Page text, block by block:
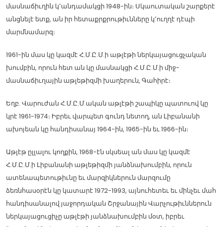
մասնաճիւղին կ՚անդամակցի 1948-ին։ Սկաուտական շարքերէ
անցնելէ ետք, ան իր հետաքրքրութիւնները կ՚ուղղէ դէպի
մարմնամարզ։
1961-ին մաս կը կազմէ Հ.Մ.Ը.Մ.ի աթլէթի ներկայացուցչական
խումբին, որուն հետ ան կը մասնակցի Հ.Մ.Ը.Մ.ի միջ-
մասնաճիւղային աթլեթիզմի խաղերուն, Գահիրէ։
Եղբ. Վարուժան Հ.Մ.Ը.Մ.ական աթլէթի շապիկը պատուով կը
կրէ 1961-1974։ Իբրեւ վարպետ գունդ նետող, ան Լիբանանի
ախոյեան կը հանդիսանայ 1964-ին, 1965-ին եւ 1966-ին։
Աթլէթ ըլլալու կողքին, 1968-էն սկսեալ ան մաս կը կազմէ
Հ.Մ.Ը.Մ.ի Լիբանանի աթլեթիզմի յանձնախումբին, որուն
ատենապետութիւնը եւ մարզիկներուն մարզումը
ձեռնհասօրէն կը կատարէ 1972-1993, այնուհետեւ եւ մինչեւ մահ
հանդիսանալով յաջորդական Շրջանային Վարչութիւններուն
ներկայացուցիչը աթլէթի յանձնախումբին մօտ, իբրեւ